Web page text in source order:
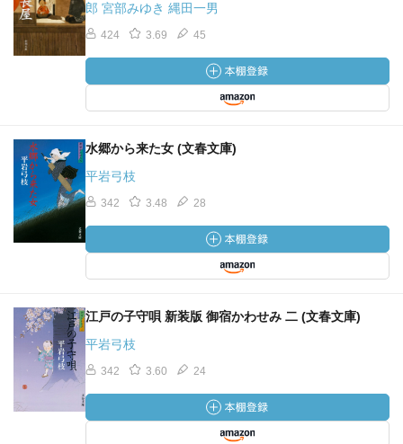
郎 宮部みゆき 縄田一男
424 3.69 45
水郷から来た女 (文春文庫)
平岩弓枝
342 3.48 28
江戸の子守唄 新装版 御宿かわせみ 二 (文春文庫)
平岩弓枝
342 3.60 24